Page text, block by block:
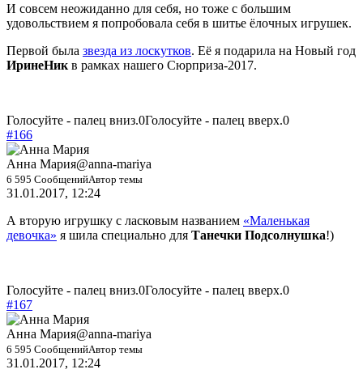
И совсем неожиданно для себя, но тоже с большим
удовольствием я попробовала себя в шитье ёлочных игрушек.
Первой была звезда из лоскутков. Её я подарила на Новый год
ИринеНик в рамках нашего Сюрприза-2017.
Голосуйте - палец вниз.0Голосуйте - палец вверх.0
#166
Анна Мария@anna-mariya
6 595 СообщенийАвтор темы
31.01.2017, 12:24
А вторую игрушку с ласковым названием «Маленькая
девочка» я шила специально для Танечки Подсолнушка!)
Голосуйте - палец вниз.0Голосуйте - палец вверх.0
#167
Анна Мария@anna-mariya
6 595 СообщенийАвтор темы
31.01.2017, 12:24